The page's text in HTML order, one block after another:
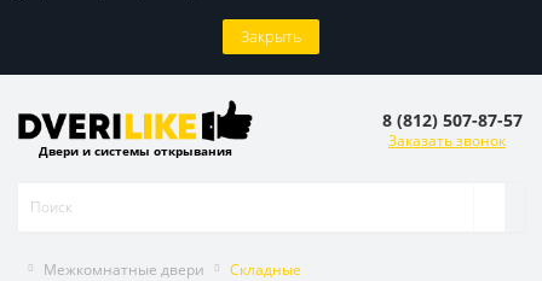
Закрыть
Двери и системы открывания
8 (812) 507-87-57
Заказать звонок
Межкомнатные двери Складные